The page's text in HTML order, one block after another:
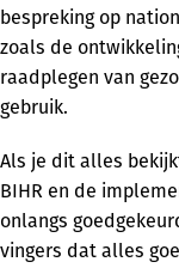
bespreking op
zoals de
raadplegen van
gebruik.
Als je dit alles
BIHR en de
onlangs
vingers dat alles